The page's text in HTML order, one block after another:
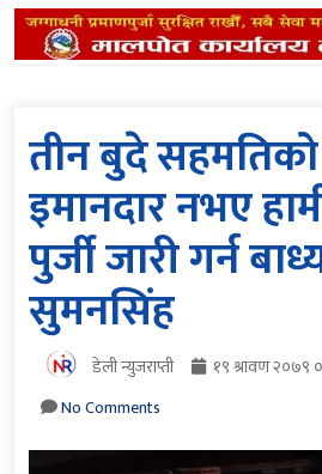
तीन बुदे सहमतिको
इमानदार नभए
पुर्जी जारी गर्न
सुमनसिंह
डेली न्युजराप्ती १९ श्रावण २०७९
No Comments